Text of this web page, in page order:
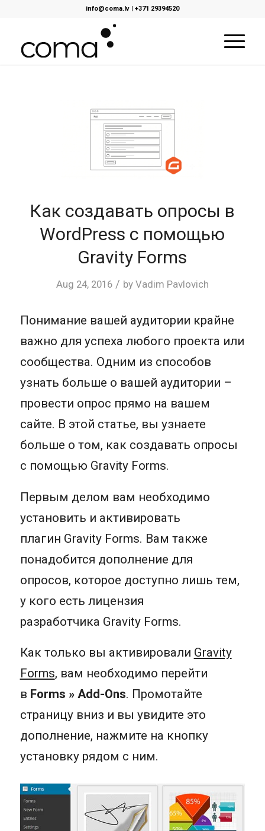
info@coma.lv| +371 29394520
Как создавать опросы в
WordPress c помощью
Gravity Forms
Aug 24, 2016 / by Vadim Pavlovich
Понимание вашей аудитории крайне
важно для успеха любого проекта или
сообщества. Одним из способов
узнать больше о вашей аудитории –
провести опрос прямо на вашем
сайте. В этой статье, вы узнаете
больше о том, как создавать опросы
с помощью Gravity Forms.
Первым делом вам необходимо
установить и активировать
плагин Gravity Forms. Вам также
понадобится дополнение для
опросов, которое доступно лишь тем,
у кого есть лицензия
разработчика Gravity Forms.
Как только вы активировали Gravity
Forms, вам необходимо перейти
в Forms » Add-Ons. Промотайте
страницу вниз и вы увидите это
дополнение, нажмите на кнопку
установку рядом с ним.